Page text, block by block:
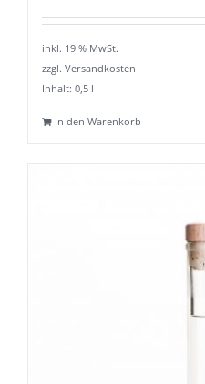
inkl. 19 % MwSt.
zzgl. Versandkosten
Inhalt: 0,5 l
In den Warenkorb